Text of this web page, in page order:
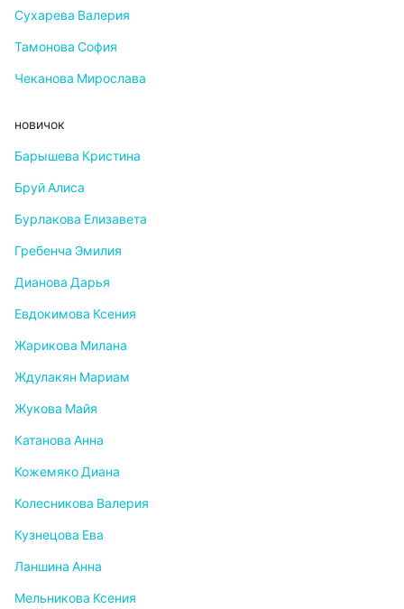
Сухарева Валерия
Тамонова София
Чеканова Мирослава
новичок
Барышева Кристина
Бруй Алиса
Бурлакова Елизавета
Гребенча Эмилия
Дианова Дарья
Евдокимова Ксения
Жарикова Милана
Ждулакян Мариам
Жукова Майя
Катанова Анна
Кожемяко Диана
Колесникова Валерия
Кузнецова Ева
Ланшина Анна
Мельникова Ксения